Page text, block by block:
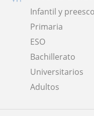
Infantil y
Primaria
ESO
Bachillerato
Universitarios
Adultos